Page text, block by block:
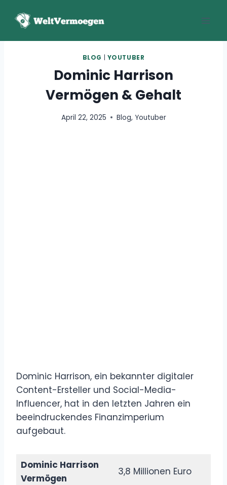
Inhalt
BLOG YOUTUBER
Dominic Harrison
Vermögen & Gehalt
April 22, 2025 Blog, Youtuber
Dominic Harrison, ein bekannter digitaler
Content-Ersteller und Social-Media-
Influencer, hat in den letzten Jahren ein
beeindruckendes Finanzimperium
aufgebaut.
Dominic Harrison
Vermögen
3,8 Millionen Euro